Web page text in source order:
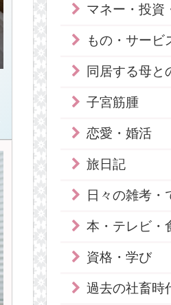
マネー・投資
もの・サービ
同居する母と
子宮筋腫
恋愛・婚活
旅日記
日々の雑考・
本・テレビ
資格・学び
過去の社畜時